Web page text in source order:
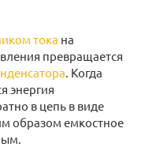
тока на
превращается
. Когда
энергия
в цепь в виде
образом емкостное